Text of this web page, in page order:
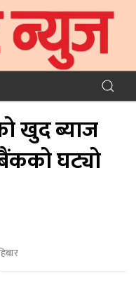
खुद ब्याज
घट्यो